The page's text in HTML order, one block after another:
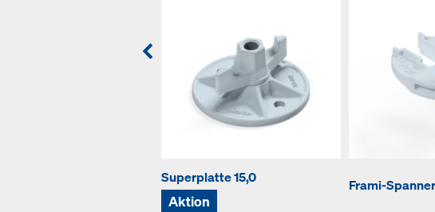
Superplatte 15,0
Aktion
Frami-Spanner